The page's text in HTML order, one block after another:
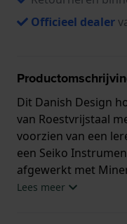
Officieel dealer
Dit Danish Design
van Roestvrijstaal
voorzien van een
een Seiko
afgewerkt met
Lees meer